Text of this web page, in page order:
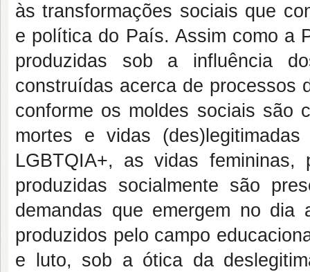
às transformações sociais que
e política do País. Assim como a
produzidas sob a influência
construídas acerca de processos
conforme os moldes sociais são
mortes e vidas
LGBTQIA+, as vidas
produzidas socialmente são
demandas que emergem no dia
produzidos pelo campo
e luto, sob a ótica da